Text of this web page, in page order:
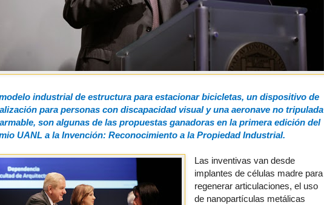
industrial de estructura para estacionar bicicletas, un dispositivo de
para personas con discapacidad visual y una aeronave no tripulada
son algunas de las propuestas ganadoras en la primera edición del
UANL a la Invención: Reconocimiento a la Propiedad Industrial.
Las inventivas van desde
implantes de células madre para
regenerar articulaciones, el uso
de nanopartículas metálicas